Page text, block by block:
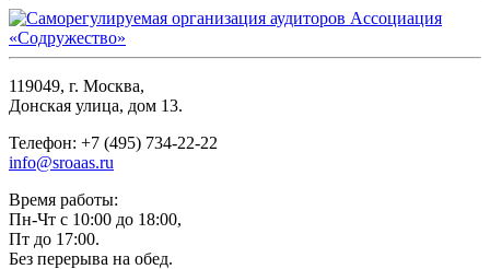
119049, г. Москва,
Донская улица, дом 13.
Телефон: +7 (495) 734-22-22
info@sroaas.ru
Время работы:
Пн-Чт с 10:00 до 18:00,
Пт до 17:00.
Без перерыва на обед.